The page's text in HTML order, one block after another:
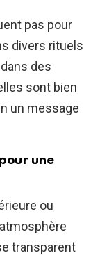
pas pour
divers rituels
des
sont bien
un message
une
ou
transparent